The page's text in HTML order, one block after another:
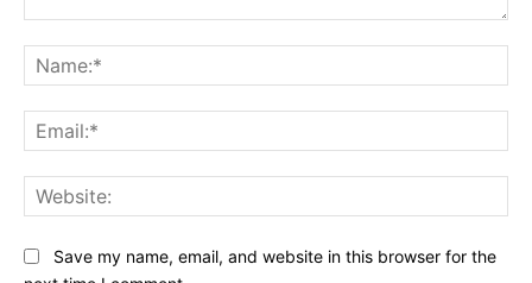
Save my name, email, and website in this browser for the